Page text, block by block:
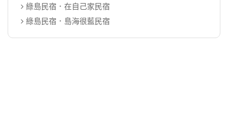
綠島民宿．在自己家民宿
綠島民宿．島海很藍民宿